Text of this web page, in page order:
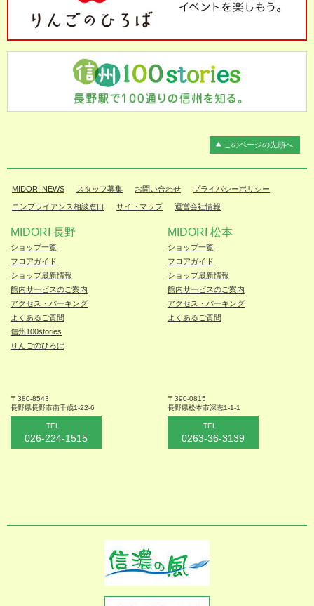
このページの先頭へ
MIDORI NEWS スタッフ募集 お問い合わせ プライバシーポリシー
コンプライアンス相談窓口 サイトマップ 運営会社情報
MIDORI 長野
ショップ一覧
フロアガイド
ショップ最新情報
館内サービスのご案内
アクセス・パーキング
よくあるご質問
信州100stories
りんごのひろば
〒380-8543
長野県長野市南千歳1-22-6
TEL
026-224-1515
MIDORI 松本
ショップ一覧
フロアガイド
ショップ最新情報
館内サービスのご案内
アクセス・パーキング
よくあるご質問
〒390-0815
長野県松本市深志1-1-1
TEL
0263-36-3139